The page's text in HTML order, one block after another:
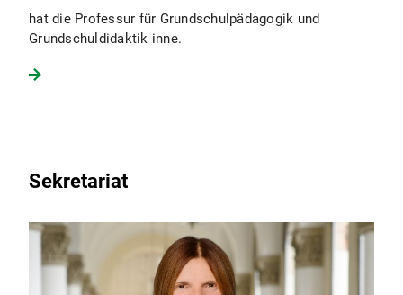
hat die Professur für Grundschulpädagogik und
Grundschuldidaktik inne.
Sekretariat